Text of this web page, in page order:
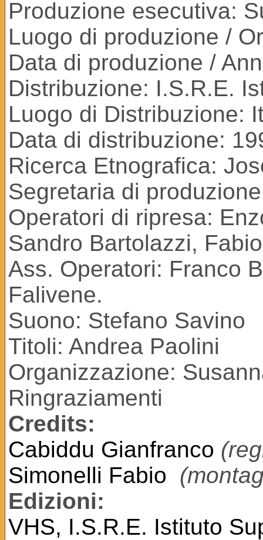
Produzione esecutiva:
Luogo di produzione /
Data di produzione /
Distribuzione: I.S.R.E.
Luogo di Distribuzione:
Data di distribuzione:
Ricerca Etnografica:
Segretaria di
Operatori di ripresa:
Sandro Bartolazzi,
Ass. Operatori: Franco
Falivene.
Suono: Stefano Savino
Titoli: Andrea Paolini
Organizzazione:
Ringraziamenti
Credits:
Cabiddu Gianfranco
Simonelli Fabio
Edizioni:
VHS, I.S.R.E. Istituto